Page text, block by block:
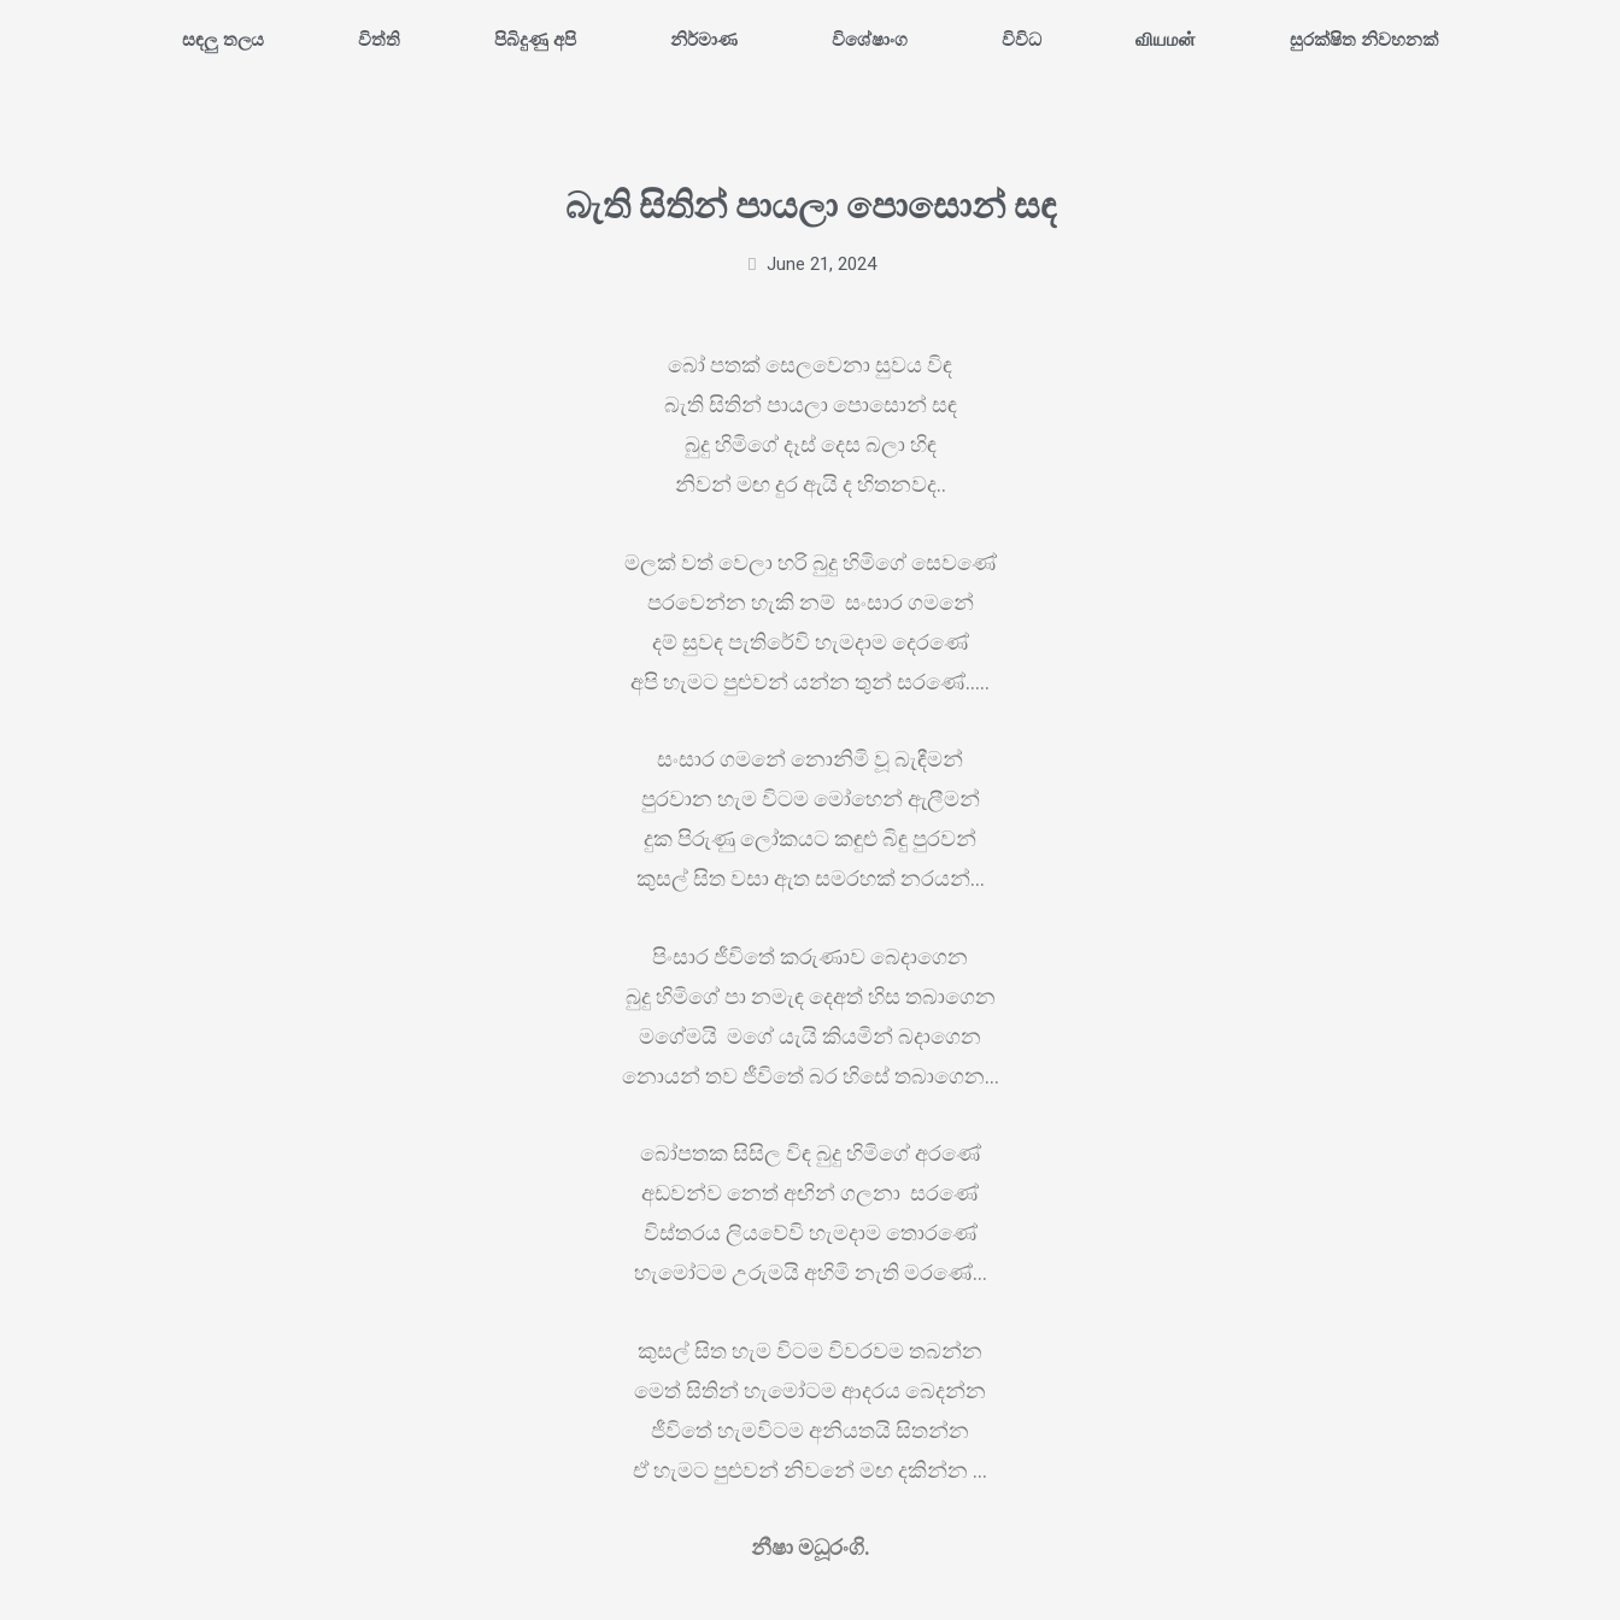
සඳලු තලය විත්ති පිබිදුණු අපි නිර්මාණ විශේෂාංග විවිධ வியமன் සුරක්ෂිත නිවහනක්
බැති සිතින් පායලා පොසොන් සඳ
June 21, 2024
බෝ පතක් සෙලවෙනා සුවය විඳ
බැති සිතින් පායලා පොසොන් සඳ
බුදු හිමිගේ දෑස් දෙස බලා හිඳ
නිවන් මඟ දුර ඇයි ද හිතනවද..
මලක් වත් වෙලා හරි බුදු හිමිගේ සෙවණේ
පරවෙන්න හැකි නම් සංසාර ගමනේ
දම් සුවඳ පැතිරේවි හැමදාම දෙරණේ
අපි හැමට පුළුවන් යන්න තුන් සරණේ…..
සංසාර ගමනේ නොනිමි වූ බැඳීමන්
පුරවාන හැම විටම මෝහෙන් ඇලීමන්
දුක පිරුණු ලෝකයට කඳුළු බිඳු පුරවන්
කුසල් සිත වසා ඇත සමරහක් නරයන්…
පිංසාර ජීවිතේ කරුණාව බෙදාගෙන
බුදු හිමිගේ පා නමැඳ දෙඅත් හිස තබාගෙන
මගේමයි මගේ යැයි කියමින් බදාගෙන
නොයන් තව ජීවිතේ බර හිසේ තබාගෙන…
බෝපතක සිසිල විඳ බුදු හිමිගේ අරණේ
අඩවන්ව නෙත් අඟින් ගලනා සරණේ
විස්තරය ලියවේවි හැමදාම තොරණේ
හැමෝටම උරුමයි අහිමි නැති මරණේ…
කුසල් සිත හැම විටම විවරවම තබන්න
මෙත් සිතින් හැමෝටම ආදරය බෙදන්න
ජීවිතේ හැමවිටම අනියතයි සිතන්න
ඒ හැමට පුළුවන් නිවනේ මඟ දකින්න …
නීෂා මධූරංගි.